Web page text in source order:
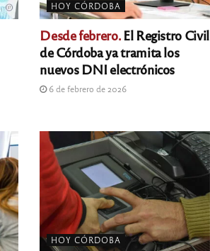
HOY CÓRDOBA
Desde febrero.El Registro Civil
de Córdoba ya tramita los
nuevos DNI electrónicos
6 de febrero de 2026
HOY CÓRDOBA